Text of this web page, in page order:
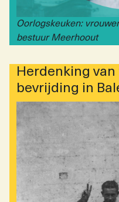
Oorlogskeuken:
bestuur Meerhoout
Herdenking
bevrijding in